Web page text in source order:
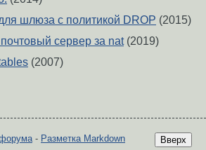
шлюза с политикой DROP (2015)
сервер за nat(2019)
(2007)
Вверх
- Разметка Markdown